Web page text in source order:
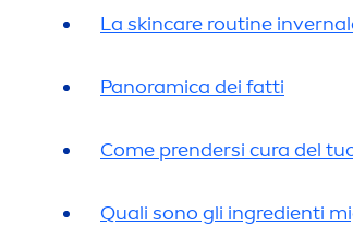
La skincare routine
Panoramica dei fatti
Come prendersi cura del
Quali sono gli ingredienti